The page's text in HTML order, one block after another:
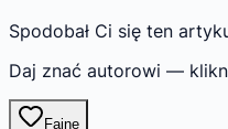
Spodobał Ci się ten
Daj znać autorowi —
Fajne